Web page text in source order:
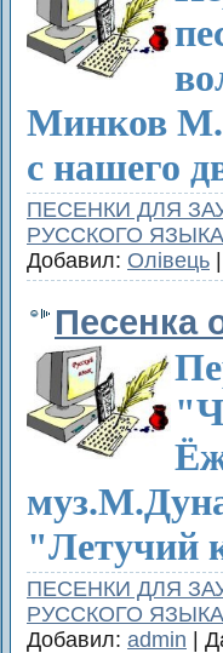
Минков
с нашего
ПЕСЕНКИ ДЛЯ
РУССКОГО ЯЗЫКА
Добавил: Олівець
Песенка
"Летучий
ПЕСЕНКИ ДЛЯ
РУССКОГО ЯЗЫКА
Добавил: admin |